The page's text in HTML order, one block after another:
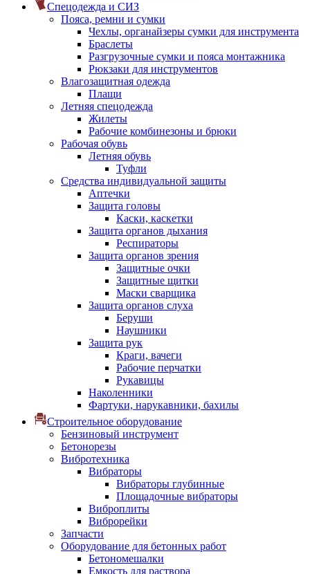
Спецодежда и СИЗ
Пояса, ремни и сумки
Чехлы, органайзеры сумки для инструмента
Браслеты
Разгрузочные сумки и пояса монтажника
Рюкзаки для инструментов
Влагозащитная одежда
Плащи
Летняя спецодежда
Жилеты
Рабочие комбинезоны и брюки
Рабочая обувь
Летняя обувь
Туфли
Средства индивидуальной защиты
Аптечки
Защита головы
Каски, каскетки
Защита органов дыхания
Респираторы
Защита органов зрения
Защитные очки
Защитные щитки
Маски сварщика
Защита органов слуха
Беруши
Наушники
Защита рук
Краги, вачеги
Рабочие перчатки
Рукавицы
Наколенники
Фартуки, нарукавники, бахилы
Строительное оборудование
Бензиновый инструмент
Бетонорезы
Вибротехника
Вибраторы
Вибраторы глубинные
Площадочные вибраторы
Виброплиты
Виброрейки
Запчасти
Оборудование для бетонных работ
Бетономешалки
Емкость для раствора